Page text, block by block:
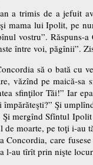
a trimis de a jefuit
mama lui Ipolit, pe
vostru”. Răspuns-
între voi, păgînii”.
să o bată cu
văzînd pe maică-sa
sfinţilor Tăi!” Iar
Şi
mergînd Sfîntul
de moarte, pe toţi i-au
Concordia, care
l-au tîrît prin nişte